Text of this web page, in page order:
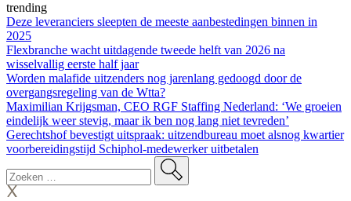
trending
Deze leveranciers sleepten de meeste aanbestedingen binnen in
2025
Flexbranche wacht uitdagende tweede helft van 2026 na
wisselvallig eerste half jaar
Worden malafide uitzenders nog jarenlang gedoogd door de
overgangsregeling van de Wtta?
Maximilian Krijgsman, CEO RGF Staffing Nederland: ‘We groeien
eindelijk weer stevig, maar ik ben nog lang niet tevreden’
Gerechtshof bevestigt uitspraak: uitzendbureau moet alsnog kwartier
voorbereidingstijd Schiphol-medewerker uitbetalen